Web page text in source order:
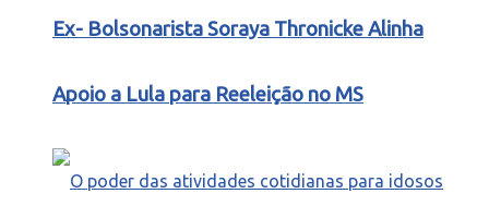
Ex- Bolsonarista Soraya Thronicke Alinha
Apoio a Lula para Reeleição no MS